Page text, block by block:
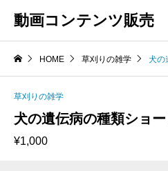
動画コンテンツ販売
HOME 草刈りの雑学 犬の
草刈りの雑学
犬の遺伝病の種類ショ
¥1,000